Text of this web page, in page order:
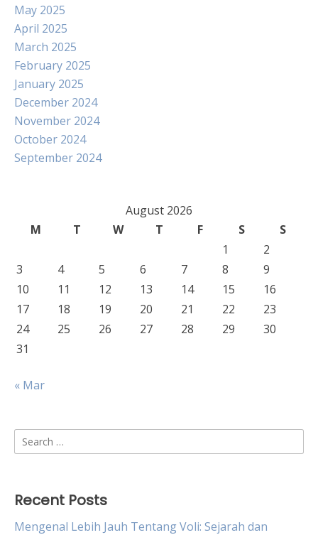
May 2025
April 2025
March 2025
February 2025
January 2025
December 2024
November 2024
October 2024
September 2024
August 2026
M
T W T F S
S
1
2
3
4 5 6 7 8
9
10
11 12 13 14 15
16
17
18 19 20 21 22
23
24
25 26 27 28 29
30
31
« Mar
Search
for:
Recent Posts
Mengenal Lebih Jauh Tentang Voli: Sejarah dan